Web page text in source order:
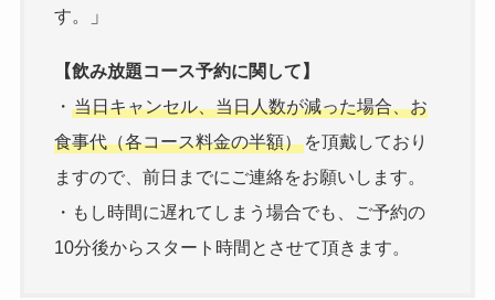
す。
」
【飲み放題コース予約に関して】
・ 当日キャンセル、当日人数が減った場合、お
食事代（各コース料金の半額）を頂戴しており
ますので、前日までにご連絡をお願いします。
・もし時間に遅れてしまう場合でも、ご予約の
10分後からスタート時間とさせて頂きます。